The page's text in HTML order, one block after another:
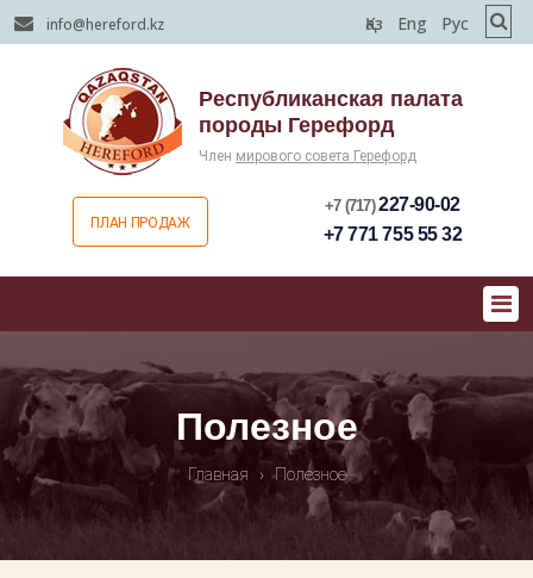
info@hereford.kz Қаз Eng Рус
Республиканская палата
породы Герефорд
Член мирового совета Герефорд
ПЛАН ПРОДАЖ
+7 (717)227-90-02
+7 771 755 55 32
Полезное
Главная › Полезное